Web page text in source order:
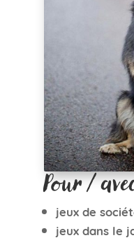
Pour /
jeux de
jeux dans le